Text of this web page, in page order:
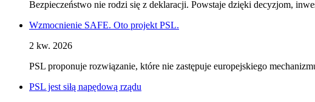
Bezpieczeństwo nie rodzi się z deklaracji. Powstaje dzięki decyzjom,
Wzmocnienie SAFE. Oto projekt PSL.
2 kw. 2026
PSL proponuje rozwiązanie, które nie zastępuje europejskiego
PSL jest siłą napędową rządu